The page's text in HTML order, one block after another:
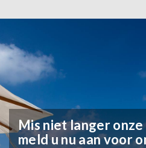
Mis niet langer
meld u nu aan voor